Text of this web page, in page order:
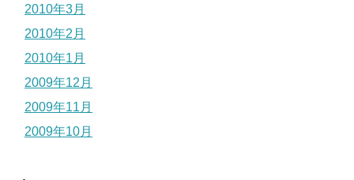
2010年3月
2010年2月
2010年1月
2009年12月
2009年11月
2009年10月